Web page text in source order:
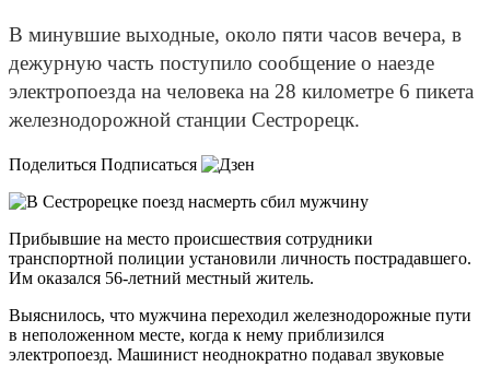
В минувшие выходные, около пяти часов вечера, в
дежурную часть поступило сообщение о наезде
электропоезда на человека на 28 километре 6 пикета
железнодорожной станции Сестрорецк.
Поделиться Подписаться
Прибывшие на место происшествия сотрудники
транспортной полиции установили личность пострадавшего.
Им оказался 56-летний местный житель.
Выяснилось, что мужчина переходил железнодорожные пути
в неположенном месте, когда к нему приблизился
электропоезд. Машинист неоднократно подавал звуковые